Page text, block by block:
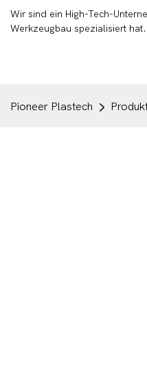
Wir sind ein High-Tech-
Werkzeugbau spezialisiert hat.
Pioneer Plastech